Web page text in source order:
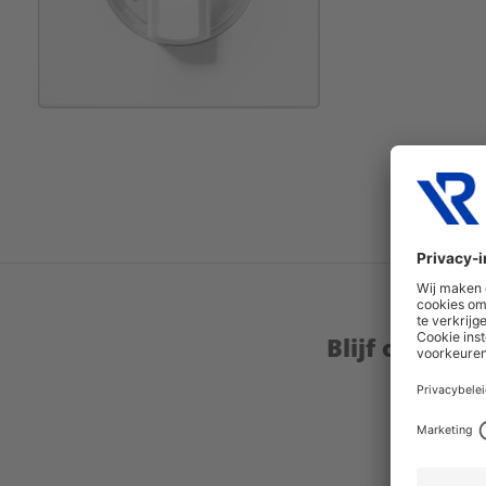
Blijf op de